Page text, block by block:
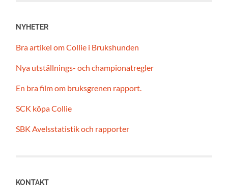
NYHETER
Bra artikel om Collie i Brukshunden
Nya utställnings- och championatregler
En bra film om bruksgrenen rapport.
SCK köpa Collie
SBK Avelsstatistik och rapporter
KONTAKT